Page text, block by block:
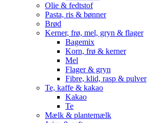
Olie & fedtstof
Pasta, ris & bønner
Brød
Kerner, frø, mel, gryn & flager
Bagemix
Korn, frø & kerner
Mel
Flager & gryn
Fibre, klid, rasp & pulver
Te, kaffe & kakao
Kakao
Te
Mælk & plantemælk